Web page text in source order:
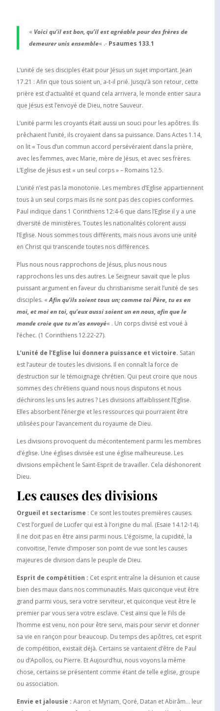
« Voici qu’il est bon, qu’il est agréable pour des frères de
demeurer unis ensemble« .- Psaumes 133.1
L’unité de ses disciples était pour Jésus un sujet important. Jean
17.21 : Afin que tous soient un, a-t-il prié. Jusqu’à son retour, cette
prière est d’actualité et quand cela arrivera, le monde entier saura
que Jésus est l’envoyé de Dieu, notre Sauveur.
L’unité parmi les croyants était aussi un souci pour les apôtres. Ils
prêchaient l’unité, ils croyaient dans sa puissance. Dans Actes 1.14,
on lit « Tous d’un commun accord persévéraient dans la prière,
avec les femmes, avec Marie, mère de Jésus, et avec ses frères.
L’Eglise de Jésus est « un seul corps » – Romains 12.5.
L’unité n’est pas la monotonie. Les membres d’Eglise appartiennent
tous à un seul corps mais ils ne sont pas des copies conformes.
Paul indique dans 1 Corinthiens 12:4-6 que dans l’Eglise il y a une
diversité de ministères. Toutes les nationalités colorent aussi
l’Eglise. Nous sommes tous différents, mais nous avons une unité
en Christ qui transcende toutes nos différences.
Plus nous nous rapprochons de Jésus, plus nous nous
rapprochons les uns des autres. Le Seigneur savait que le plus
puissant argument en faveur du christianisme serait l’unité de ses
disciples. «Afin qu’ils soient tous un; comme toi Père, tu es en
moi, et moi en toi, qu’eux aussi soient un en nous, afin que le
monde croie que tu m’as envoyé« . Un corps divisé est voué à
l’échec. (1 Corinthiens 12.22-27).
L’unité de l’Eglise lui donnera puissance et victoire. Satan
est l’auteur de toutes les divisions. Il en connaît la force de
destruction sur le témoignage chrétien. Qui peut croire que nous
sommes des chrétiens quand nous nous disputons et nous
déchirons les uns les autres ? Les divisions affaiblissent l’Eglise.
Elles absorbent l’énergie et les ressources qui pourraient être
utilisées pour l’avancement du royaume de Dieu.
Les divisions provoquent du mécontentement parmi les membres
d’église. Une églises divisée est une église malheureuse. Les
divisions empêchent le Saint-Esprit de travailler. Cela déshonorent
Dieu.
Les causes des divisions
Orgueil et sectarisme : Ce sont les toutes premières causes.
C’est l’orgueil de Lucifer qui est à l’origine du mal. (Esaie 14.12-14).
Il ne doit pas en être ainsi parmi nous. L’égoïsme, la cupidité, la
convoitise, l’envie d’imposer son point de vue sont les causes
majeures de division dans le peuple de Dieu.
Esprit de compétition : Cet esprit entraîne la désunion et cause
bien des maux dans nos communautés. Mais quiconque veut être
grand parmi vous, sera votre serviteur, et quiconque veut être le
premier par vous sera votre esclave. C’est ainsi que le Fils de
l’homme est venu, non pour être servi, mais pour servir et donner
sa vie en rançon pour beaucoup. Du temps des apôtres, cet esprit
de compétition, existait déjà. Certains se vantaient d’être de Paul
ou d’Apollos, ou Pierre. Et Aujourd’hui, nous voyons la même
chose, certains se présentent comme étant de telle eglise, groupe
ou association.
Envie et jalousie : Aaron et Myriam, Qoré, Datan et Abirâm… leur